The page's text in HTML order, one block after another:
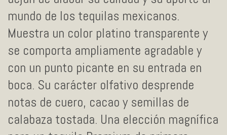
mundo de los tequilas mexicanos.
Muestra un color platino transparente y
se comporta ampliamente agradable y
con un punto picante en su entrada en
boca. Su carácter olfativo desprende
notas de cuero, cacao y semillas de
calabaza tostada. Una elección magnífica